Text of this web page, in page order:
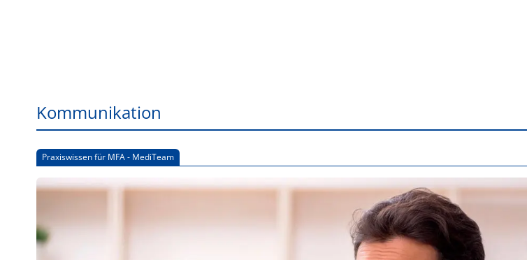
Kommunikation
Praxiswissen für MFA - MediTeam